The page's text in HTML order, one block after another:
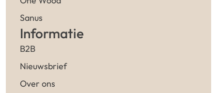
Sanus
Informatie
B2B
Nieuwsbrief
Over ons